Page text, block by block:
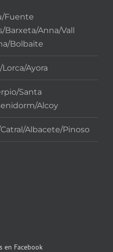
Fuente
Barxeta/Anna/Vall
Bolbaite
Lorca/Ayora
Santa
Alcoy
Albacete/Pinoso
en Facebook